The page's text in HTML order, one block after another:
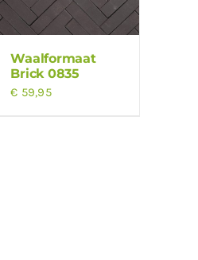
Waalformaat
Brick 0835
€ 59,95